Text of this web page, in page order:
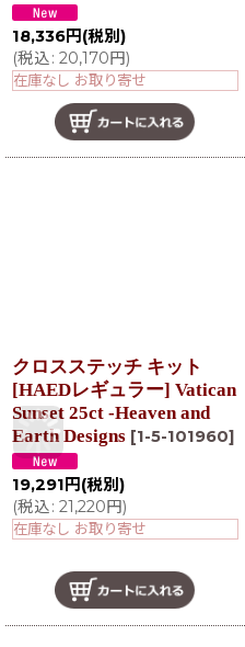
18,336円 (税別)
(税込: 20,170円)
在庫なし お取り寄せ
クロスステッチ キット
[HAEDレギュラー] Vatican
Sunset 25ct -Heaven and
Earth Designs [1-5-101960]
19,291 円 (税別)
(税込: 21,220円)
在庫なし お取り寄せ